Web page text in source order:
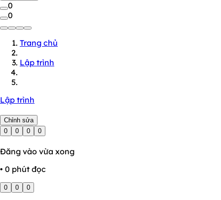
0
0
Trang chủ
Lập trình
Lập trình
Chỉnh sửa
0
0 0 0
Đăng vào vừa xong
• 0 phút đọc
0 0 0